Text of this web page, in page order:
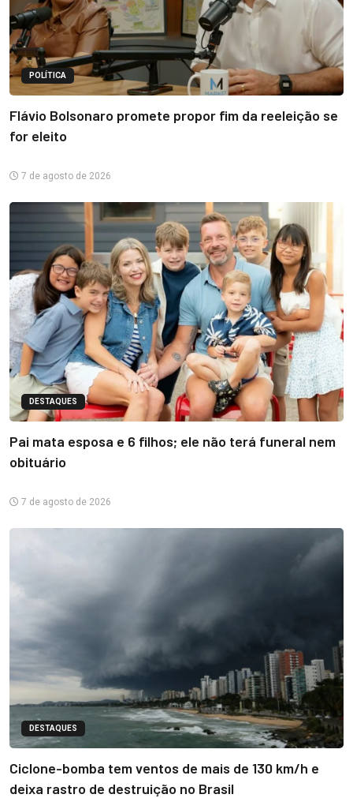
POLÍTICA
Flávio Bolsonaro promete propor fim da reeleição se
for eleito
7 de agosto de 2026
DESTAQUES
Pai mata esposa e 6 filhos; ele não terá funeral nem
obituário
7 de agosto de 2026
DESTAQUES
Ciclone-bomba tem ventos de mais de 130 km/h e
deixa rastro de destruição no Brasil